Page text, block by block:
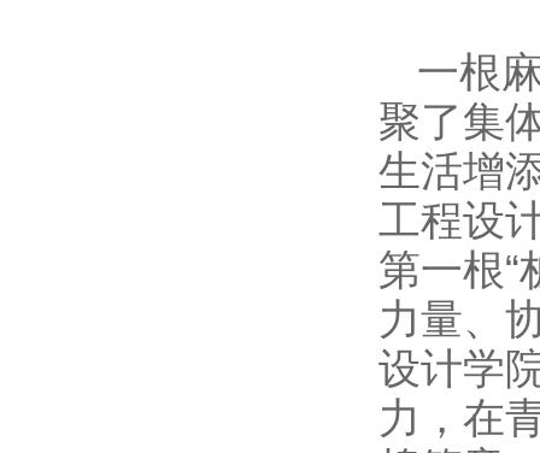
一根
聚了集
生活增
工程设
第一根“
力量、
设计学
力，在